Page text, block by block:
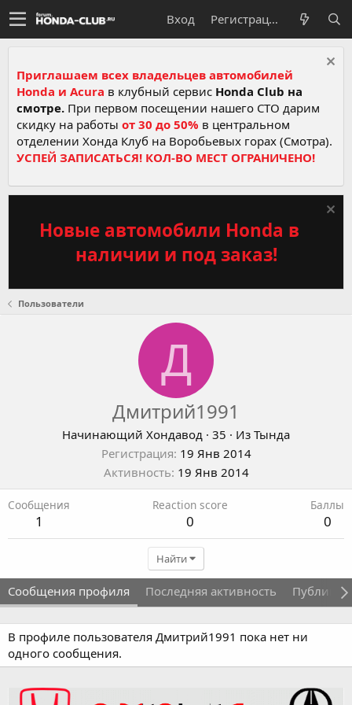
Вход Регистрация
Приглашаем всех владельцев автомобилей
Honda и Acura в клубный сервис Honda Club на
смотре. При первом посещении нашего СТО дарим
скидку на работы от 30 до 50% в центральном
отделении Хонда Клуб на Воробьевых горах (Смотра).
УСПЕЙ ЗАПИСАТЬСЯ! КОЛ-ВО МЕСТ ОГРАНИЧЕНО!
Новые автомобили Honda в
наличии и под заказ!
Пользователи
Д
Дмитрий1991
Начинающий Хондавод · 35 · Из Тында
Регистрация 19 Янв 2014
Активность 19 Янв 2014
Сообщения
1
Reaction score
0
Баллы
0
Найти
Сообщения профиля Последняя активность
В профиле пользователя Дмитрий1991 пока нет ни
одного сообщения.